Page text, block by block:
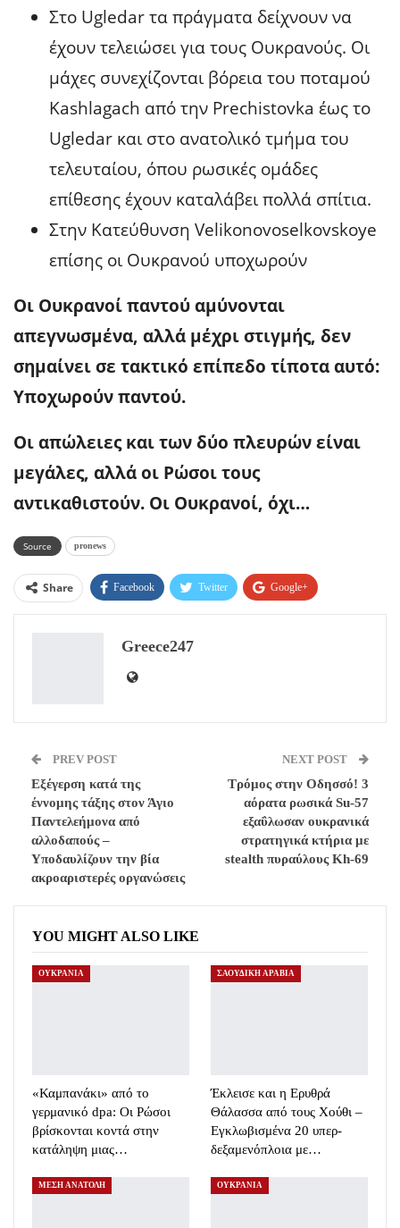
Στο Ugledar τα πράγματα δείχνουν να
έχουν τελειώσει για τους Ουκρανούς. Οι
μάχες συνεχίζονται βόρεια του ποταμού
Kashlagach από την Prechistovka έως το
Ugledar και στο ανατολικό τμήμα του
τελευταίου, όπου ρωσικές ομάδες
επίθεσης έχουν καταλάβει πολλά σπίτια.
Στην Κατεύθυνση Velikonovoselkovskoye
επίσης οι Ουκρανού υποχωρούν
Οι Ουκρανοί παντού αμύνονται
απεγνωσμένα, αλλά μέχρι στιγμής, δεν
σημαίνει σε τακτικό επίπεδο τίποτα αυτό:
Υποχωρούν παντού.
Οι απώλειες και των δύο πλευρών είναι
μεγάλες, αλλά οι Ρώσοι τους
αντικαθιστούν. Οι Ουκρανοί, όχι…
Source pronews
Share Facebook Twitter Google+
Greece247
PREV POST
Εξέγερση κατά της
έννομης τάξης στον Άγιο
Παντελεήμονα από
αλλοδαπούς –
Υποδαυλίζουν την βία
ακροαριστερές οργανώσεις
NEXT POST
Τρόμος στην Οδησσό! 3
αόρατα ρωσικά Su-57
εξαΰλωσαν ουκρανικά
στρατηγικά κτήρια με
stealth πυραύλους Kh-69
YOU MIGHT ALSO LIKE
ΟΥΚΡΑΝΙΑ
«Καμπανάκι» από το
γερμανικό dpa: Οι Ρώσοι
βρίσκονται κοντά στην
κατάληψη μιας…
ΣΑΟΥΔΙΚΗ ΑΡΑΒΙΑ
Έκλεισε και η Ερυθρά
Θάλασσα από τους Χούθι –
Εγκλωβισμένα 20 υπερ-
δεξαμενόπλοια με…
ΜΕΣΗ ΑΝΑΤΟΛΗ ΟΥΚΡΑΝΙΑ